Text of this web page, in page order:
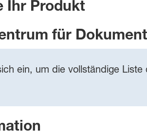
Ihr Produkt
für
ein, um die vollständige